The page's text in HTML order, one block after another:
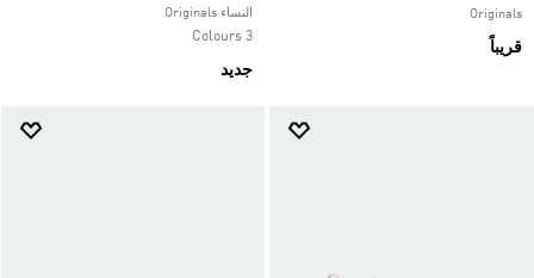
Originals
قريباً
النساء Originals
3 Colours
جديد